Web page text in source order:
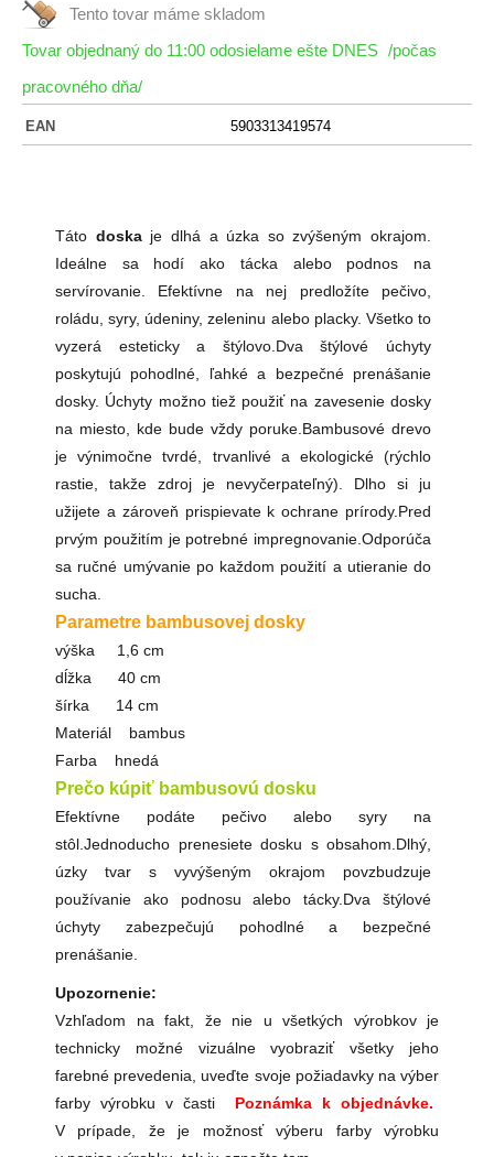
Tento tovar máme skladom
Tovar objednaný do 11:00 odosielame ešte DNES /počas
pracovného dňa/
EAN 5903313419574
Táto doskaje dlhá a úzka so zvýšeným okrajom.
Ideálne sa hodí ako tácka alebo podnos na
servírovanie. Efektívne na nej predložíte pečivo,
roládu, syry, údeniny, zeleninu alebo placky. Všetko to
vyzerá esteticky a štýlovo.Dva štýlové úchyty
poskytujú pohodlné, ľahké a bezpečné prenášanie
dosky. Úchyty možno tiež použiť na zavesenie dosky
na miesto, kde bude vždy poruke.Bambusové drevo
je výnimočne tvrdé, trvanlivé a ekologické (rýchlo
rastie, takže zdroj je nevyčerpateľný). Dlho si ju
užijete a zároveň prispievate k ochrane prírody.Pred
prvým použitím je potrebné impregnovanie.Odporúča
sa ručné umývanie po každom použití a utieranie do
sucha.
Parametre bambusovej dosky
výška 1,6 cm
dĺžka 40 cm
šírka 14 cm
Materiál bambus
Farba hnedá
Prečo kúpiť bambusovú dosku
Efektívne podáte pečivo alebo syry na
stôl.Jednoducho prenesiete dosku s obsahom.Dlhý,
úzky tvar s vyvýšeným okrajom povzbudzuje
používanie ako podnosu alebo tácky.Dva štýlové
úchyty zabezpečujú pohodlné a bezpečné
prenášanie.
Upozornenie:
Vzhľadom na fakt, že nie u všetkých výrobkov je
technicky možné vizuálne vyobraziť všetky jeho
farebné prevedenia, uveďte svoje požiadavky na výber
farby výrobku v časti Poznámka k objednávke.
V prípade, že je možnosť výberu farby výrobku